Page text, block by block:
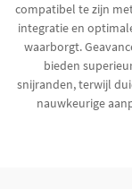
compatibel te zijn
integratie en
waarborgt.
bieden
snijranden, terwijl
nauwkeurige